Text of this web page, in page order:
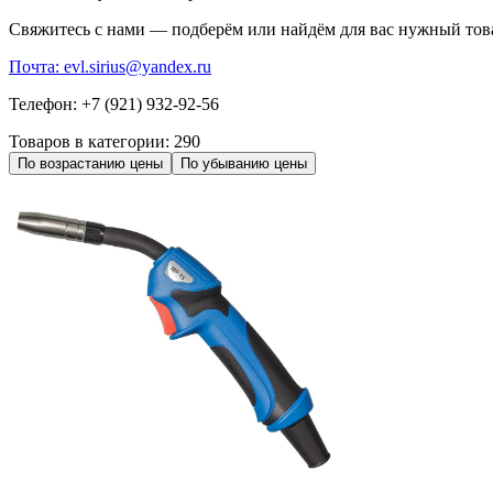
Свяжитесь с нами — подберём или найдём для вас нужный
Почта: evl.sirius@yandex.ru
Телефон: +7 (921) 932-92-56
Товаров в категории: 290
По возрастанию цены По убыванию цены